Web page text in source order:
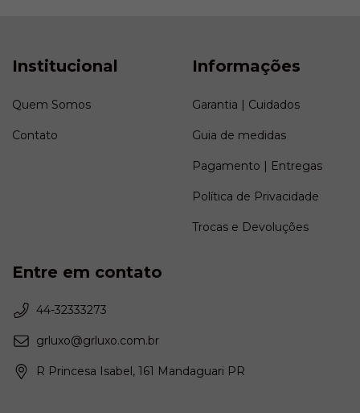
Institucional
Quem Somos
Contato
Informações
Garantia | Cuidados
Guia de medidas
Pagamento | Entregas
Política de Privacidade
Trocas e Devoluções
Entre em contato
44-32333273
grluxo@grluxo.com.br
R Princesa Isabel, 161 Mandaguari PR